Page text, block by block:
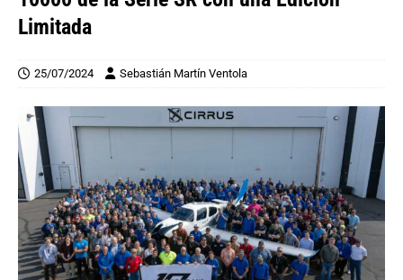
Limitada
25/07/2024 Sebastián Martín Ventola